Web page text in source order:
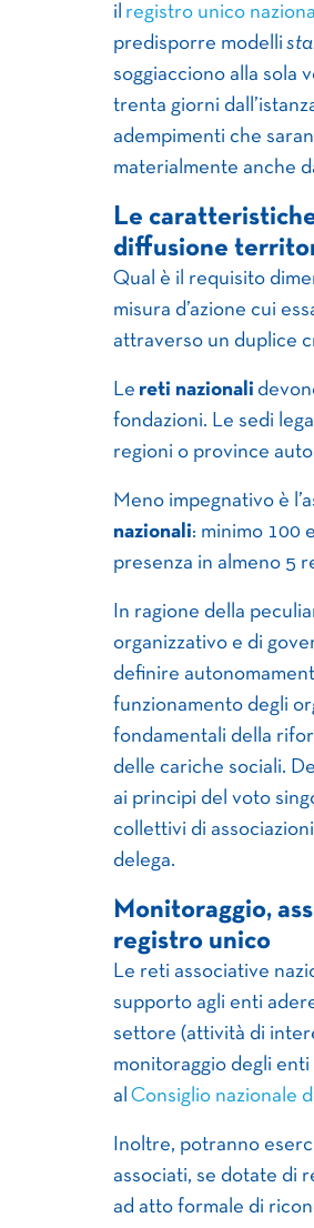
il registro unico
predisporre modelli
soggiacciono alla sola
trenta giorni
adempimenti che
materialmente anche
Le
diffusione
Qual è il requisito
misura d’azione cui
attraverso un duplice
Le reti nazionali
fondazioni. Le sedi
regioni o province
Meno impegnativo è
nazionali: minimo 100
presenza in almeno 5
In ragione della
organizzativo e di
definire
funzionamento degli
fondamentali della
delle cariche sociali.
ai principi del voto
collettivi di
delega.
Monitoraggio,
registro unico
Le reti associative
supporto agli enti
settore (attività di
monitoraggio degli
al Consiglio nazionale
Inoltre, potranno
associati, se dotate di
ad atto formale di